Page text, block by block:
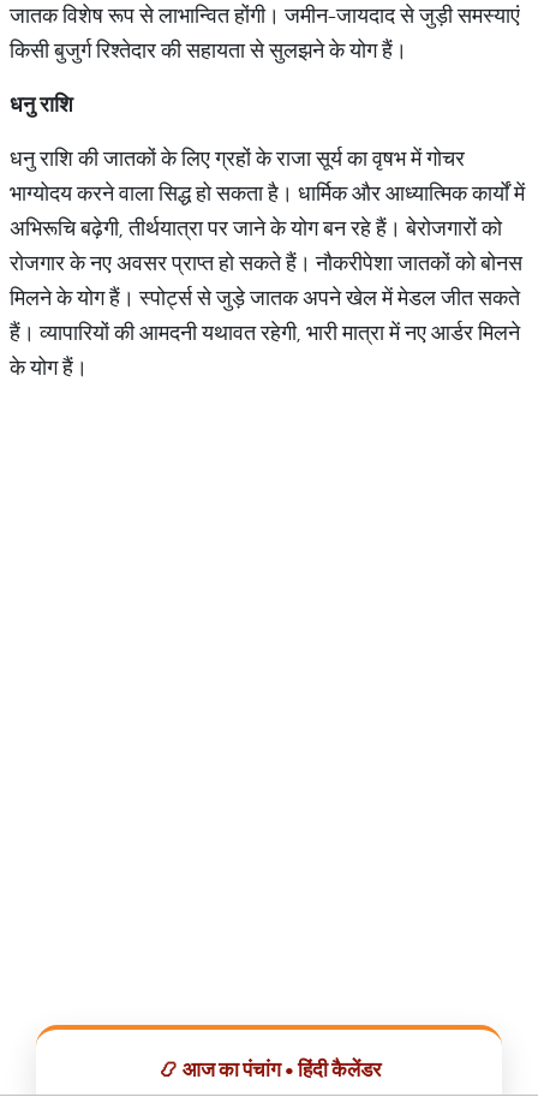
जातक विशेष रूप से लाभान्वित होंगी। जमीन-जायदाद से जुड़ी समस्याएं
किसी बुजुर्ग रिश्तेदार की सहायता से सुलझने के योग हैं।
धनुराशि
धनु राशि की जातकों के लिए ग्रहों के राजा सूर्य का वृषभ में गोचर
भाग्योदय करने वाला सिद्ध हो सकता है। धार्मिक और आध्यात्मिक कार्यों में
अभिरूचि बढ़ेगी, तीर्थयात्रा पर जाने के योग बन रहे हैं। बेरोजगारों को
रोजगार के नए अवसर प्राप्त हो सकते हैं। नौकरीपेशा जातकों को बोनस
मिलने के योग हैं। स्पोर्ट्स से जुड़े जातक अपने खेल में मेडल जीत सकते
हैं। व्यापारियों की आमदनी यथावत रहेगी, भारी मात्रा में नए आर्डर मिलने
के योग हैं।
📿 आज का पंचांग • हिंदी कैलेंडर